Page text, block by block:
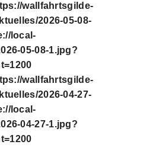
wallfahrtsgilde-
2026-05-08-
local-
05-08-1.jpg?
wallfahrtsgilde-
2026-04-27-
local-
04-27-1.jpg?